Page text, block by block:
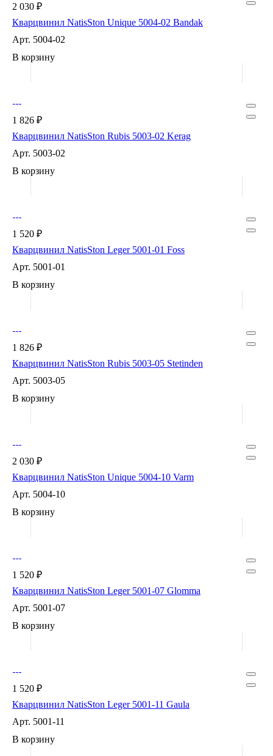
2 030 ₽
Кварцвинил NatisSton Unique 5004-02 Bandak
Арт. 5004-02
В корзину
1 826 ₽
Кварцвинил NatisSton Rubis 5003-02 Kerag
Арт. 5003-02
В корзину
1 520 ₽
Кварцвинил NatisSton Leger 5001-01 Foss
Арт. 5001-01
В корзину
1 826 ₽
Кварцвинил NatisSton Rubis 5003-05 Stetinden
Арт. 5003-05
В корзину
2 030 ₽
Кварцвинил NatisSton Unique 5004-10 Varm
Арт. 5004-10
В корзину
1 520 ₽
Кварцвинил NatisSton Leger 5001-07 Glomma
Арт. 5001-07
В корзину
1 520 ₽
Кварцвинил NatisSton Leger 5001-11 Gaula
Арт. 5001-11
В корзину